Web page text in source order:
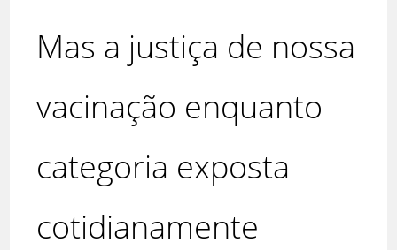
Mas a justiça de nossa
vacinação enquanto
categoria exposta
cotidianamente